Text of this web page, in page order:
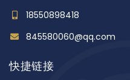
18550898418
845580060@qq.com
快捷链接